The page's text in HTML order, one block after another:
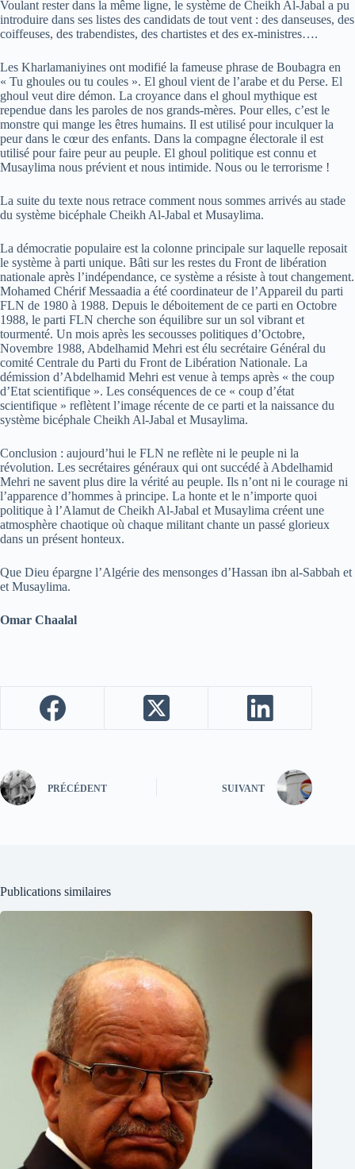
Voulant rester dans la même ligne, le système de Cheikh Al-Jabal a pu
introduire dans ses listes des candidats de tout vent : des danseuses, des
coiffeuses, des trabendistes, des chartistes et des ex-ministres….
Les Kharlamaniyines ont modifié la fameuse phrase de Boubagra en
« Tu ghoules ou tu coules ». El ghoul vient de l’arabe et du Perse. El
ghoul veut dire démon. La croyance dans el ghoul mythique est
rependue dans les paroles de nos grands-mères. Pour elles, c’est le
monstre qui mange les êtres humains. Il est utilisé pour inculquer la
peur dans le cœur des enfants. Dans la compagne électorale il est
utilisé pour faire peur au peuple. El ghoul politique est connu et
Musaylima nous prévient et nous intimide. Nous ou le terrorisme !
La suite du texte nous retrace comment nous sommes arrivés au stade
du système bicéphale Cheikh Al-Jabal et Musaylima.
La démocratie populaire est la colonne principale sur laquelle reposait
le système à parti unique. Bâti sur les restes du Front de libération
nationale après l’indépendance, ce système a résiste à tout changement.
Mohamed Chérif Messaadia a été coordinateur de l’Appareil du parti
FLN de 1980 à 1988. Depuis le déboitement de ce parti en Octobre
1988, le parti FLN cherche son équilibre sur un sol vibrant et
tourmenté. Un mois après les secousses politiques d’Octobre,
Novembre 1988, Abdelhamid Mehri est élu secrétaire Général du
comité Centrale du Parti du Front de Libération Nationale. La
démission d’Abdelhamid Mehri est venue à temps après « the coup
d’Etat scientifique ». Les conséquences de ce « coup d’état
scientifique » reflètent l’image récente de ce parti et la naissance du
système bicéphale Cheikh Al-Jabal et Musaylima.
Conclusion : aujourd’hui le FLN ne reflète ni le peuple ni la
révolution. Les secrétaires généraux qui ont succédé à Abdelhamid
Mehri ne savent plus dire la vérité au peuple. Ils n’ont ni le courage ni
l’apparence d’hommes à principe. La honte et le n’importe quoi
politique à l’Alamut de Cheikh Al-Jabal et Musaylima créent une
atmosphère chaotique où chaque militant chante un passé glorieux
dans un présent honteux.
Que Dieu épargne l’Algérie des mensonges d’Hassan ibn al-Sabbah et
et Musaylima.
Omar Chaalal
PRÉCÉDENT SUIVANT
Publications similaires